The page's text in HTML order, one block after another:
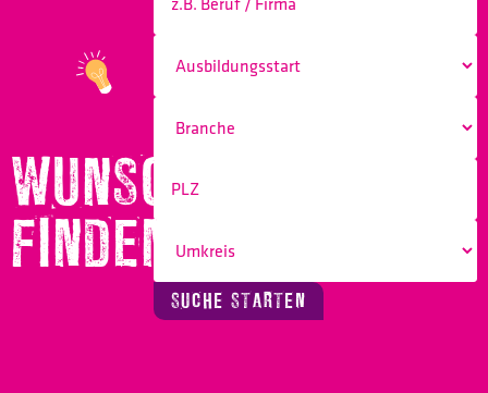
WUNSCHBERUF
FINDEN!
SUCHE STARTEN